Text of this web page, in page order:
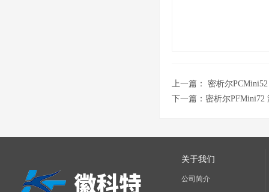
上一篇： 密析尔
下一篇： 密析尔PFMini72
关于我们
公司简介